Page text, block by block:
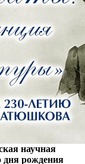
научная
дня рождения